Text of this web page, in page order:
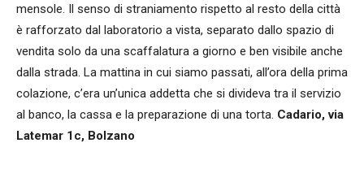
mensole. Il senso di straniamento rispetto al resto della città
è rafforzato dal laboratorio a vista, separato dallo spazio di
vendita solo da una scaffalatura a giorno e ben visibile anche
dalla strada. La mattina in cui siamo passati, all’ora della prima
colazione, c’era un’unica addetta che si divideva tra il servizio
al banco, la cassa e la preparazione di una torta. Cadario, via
Latemar 1c, Bolzano